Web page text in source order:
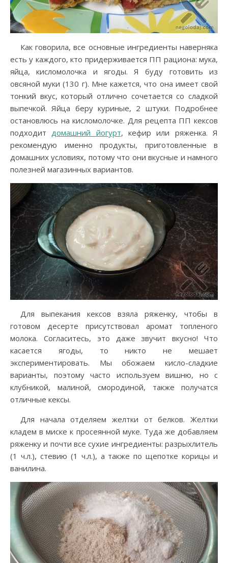
Как говорила, все основные ингредиенты наверняка
есть у каждого, кто придерживается ПП рациона: мука,
яйца, кисломолочка и ягоды. Я буду готовить из
овсяной муки (130 г). Мне кажется, что она имеет свой
тонкий вкус, который отлично сочетается со сладкой
выпечкой. Яйца беру куриные, 2 штуки. Подробнее
остановлюсь на кисломолочке. Для рецепта ПП кексов
подходит домашний йогурт, кефир или ряженка. Я
рекомендую именно продукты, приготовленные в
домашних условиях, потому что они вкусные и намного
полезней магазинных вариантов.
Для выпекания кексов взяла ряженку, чтобы в
готовом десерте присутствовал аромат топленого
молока. Согласитесь, это даже звучит вкусно! Что
касается ягоды, то никто не мешает
экспериментировать. Мы обожаем кисло-сладкие
варианты, поэтому часто используем вишню, но с
клубникой, малиной, смородиной, также получатся
отличные кексы.
Для начала отделяем желтки от белков. Желтки
кладем в миске к просеянной муке. Туда же добавляем
ряженку и почти все сухие ингредиенты: разрыхлитель
(1 ч.л.), стевию (1 ч.л.), а также по щепотке корицы и
ванилина.